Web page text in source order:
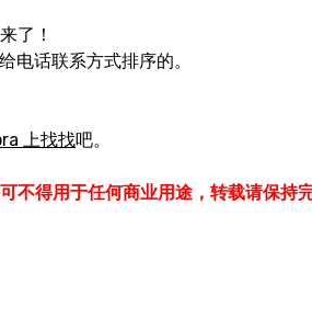
了！
电话联系方式排序的。
上找找吧。
不得用于任何商业用途，转载请保持